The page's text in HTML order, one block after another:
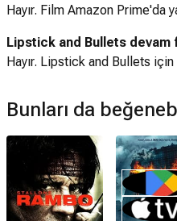
Hayır. Film Amazon Prime'da
Lipstick and Bullets devam
Hayır. Lipstick and Bullets
Bunları da